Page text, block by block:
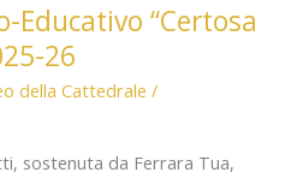
“Certosa
26
della Cattedrale /
sostenuta da Ferrara Tua,